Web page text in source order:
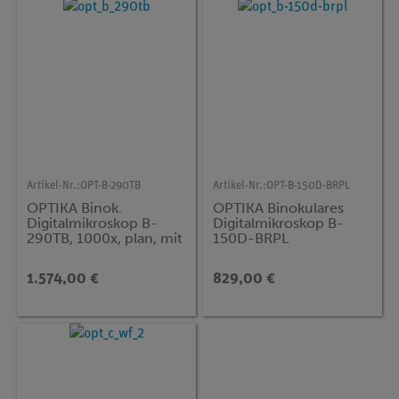
Artikel-Nr.:OPT-B-290TB
OPTIKA Binok.
Digitalmikroskop B-
290TB, 1000x, plan, mit
1.574,00 €
Artikel-Nr.:OPT-B-150D-BRPL
OPTIKA Binokulares
Digitalmikroskop B-
150D-BRPL
829,00 €